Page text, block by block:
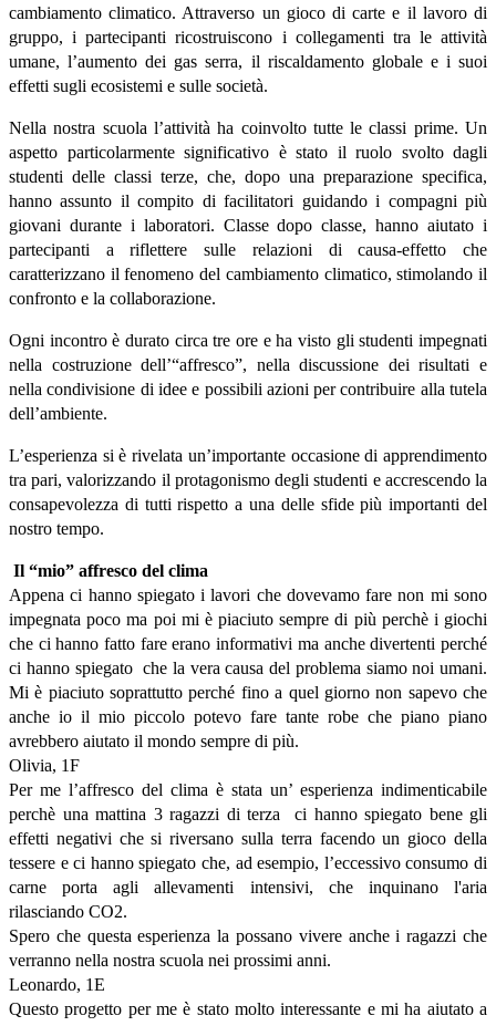
cambiamento climatico. Attraverso un gioco di carte e il lavoro di
gruppo, i partecipanti ricostruiscono i collegamenti tra le attività
umane, l’aumento dei gas serra, il riscaldamento globale e i suoi
effetti sugli ecosistemi e sulle società.
Nella nostra scuola l’attività ha coinvolto tutte le classi prime. Un
aspetto particolarmente significativo è stato il ruolo svolto dagli
studenti delle classi terze, che, dopo una preparazione specifica,
hanno assunto il compito di facilitatori guidando i compagni più
giovani durante i laboratori. Classe dopo classe, hanno aiutato i
partecipanti a riflettere sulle relazioni di causa-effetto che
caratterizzano il fenomeno del cambiamento climatico, stimolando il
confronto e la collaborazione.
Ogni incontro è durato circa tre ore e ha visto gli studenti impegnati
nella costruzione dell’“affresco”, nella discussione dei risultati e
nella condivisione di idee e possibili azioni per contribuire alla tutela
dell’ambiente.
L’esperienza si è rivelata un’importante occasione di apprendimento
tra pari, valorizzando il protagonismo degli studenti e accrescendo la
consapevolezza di tutti rispetto a una delle sfide più importanti del
nostro tempo.
Il “mio” affresco del clima
Appena ci hanno spiegato i lavori che dovevamo fare non mi sono
impegnata poco ma poi mi è piaciuto sempre di più perchè i giochi
che ci hanno fatto fare erano informativi ma anche divertenti perché
ci hanno spiegato che la vera causa del problema siamo noi umani.
Mi è piaciuto soprattutto perché fino a quel giorno non sapevo che
anche io il mio piccolo potevo fare tante robe che piano piano
avrebbero aiutato il mondo sempre di più.
Olivia, 1F
Per me l’affresco del clima è stata un’ esperienza indimenticabile
perchè una mattina 3 ragazzi di terza ci hanno spiegato bene gli
effetti negativi che si riversano sulla terra facendo un gioco della
tessere e ci hanno spiegato che, ad esempio, l’eccessivo consumo di
carne porta agli allevamenti intensivi, che inquinano l'aria
rilasciando CO2.
Spero che questa esperienza la possano vivere anche i ragazzi che
verranno nella nostra scuola nei prossimi anni.
Leonardo, 1E
Questo progetto per me è stato molto interessante e mi ha aiutato a